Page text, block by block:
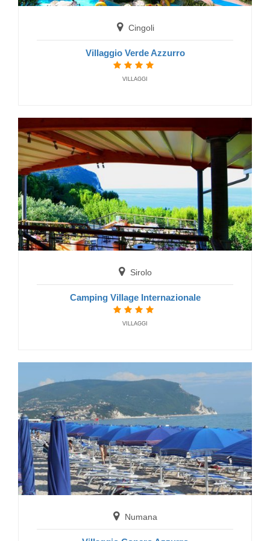
Potenza Picena
Villaggio Nuovo Natural Village
FERIENDORF
Villaggio Camping Riva Verde
FERIENDORF
Cingoli
Villaggio Verde Azzurro
VILLAGGI
Sirolo
Camping Village Internazionale
VILLAGGI
Numana